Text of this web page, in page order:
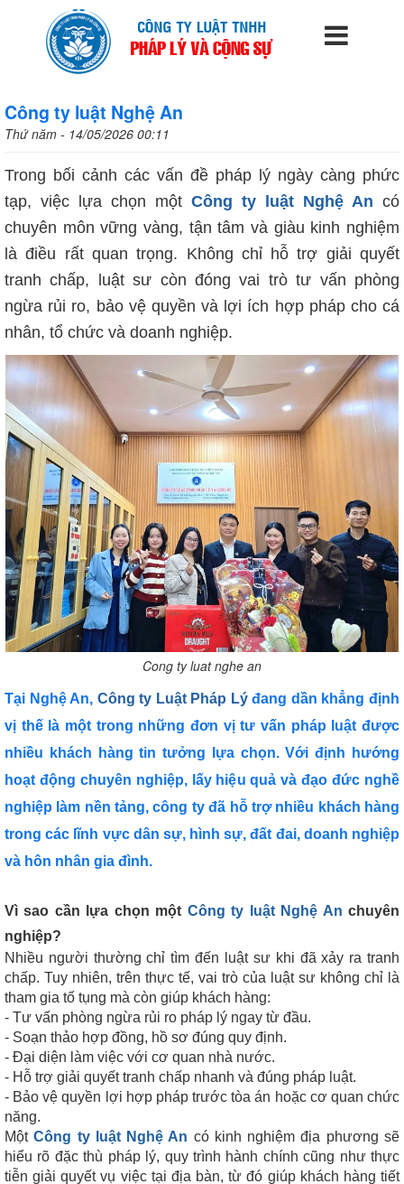
Công ty luật Nghệ An
Thứ năm - 14/05/2026 00:11
Trong bối cảnh các vấn đề pháp lý ngày càng phức
tạp, việc lựa chọn một Công ty luật Nghệ An có
chuyên môn vững vàng, tận tâm và giàu kinh nghiệm
là điều rất quan trọng. Không chỉ hỗ trợ giải quyết
tranh chấp, luật sư còn đóng vai trò tư vấn phòng
ngừa rủi ro, bảo vệ quyền và lợi ích hợp pháp cho cá
nhân, tổ chức và doanh nghiệp.
Cong ty luat nghe an
Tại Nghệ An, Công ty Luật Pháp Lýđang dần khẳng định
vị thế là một trong những đơn vị tư vấn pháp luật được
nhiều khách hàng tin tưởng lựa chọn. Với định hướng
hoạt động chuyên nghiệp, lấy hiệu quả và đạo đức nghề
nghiệp làm nền tảng, công ty đã hỗ trợ nhiều khách hàng
trong các lĩnh vực dân sự, hình sự, đất đai, doanh nghiệp
và hôn nhân gia đình.
Vì sao cần lựa chọn một Công ty luật Nghệ An chuyên
nghiệp?
Nhiều người thường chỉ tìm đến luật sư khi đã xảy ra tranh
chấp. Tuy nhiên, trên thực tế, vai trò của luật sư không chỉ là
tham gia tố tụng mà còn giúp khách hàng:
- Tư vấn phòng ngừa rủi ro pháp lý ngay từ đầu.
- Soạn thảo hợp đồng, hồ sơ đúng quy định.
- Đại diện làm việc với cơ quan nhà nước.
- Hỗ trợ giải quyết tranh chấp nhanh và đúng pháp luật.
- Bảo vệ quyền lợi hợp pháp trước tòa án hoặc cơ quan chức
năng.
MộtCông ty luật Nghệ An có kinh nghiệm địa phương sẽ
hiểu rõ đặc thù pháp lý, quy trình hành chính cũng như thực
tiễn giải quyết vụ việc tại địa bàn, từ đó giúp khách hàng tiết